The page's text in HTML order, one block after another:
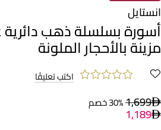
انستايل
مزينة بالأحجار الملونة
اكتب تعليقًا
1,69930% خصم
1,189